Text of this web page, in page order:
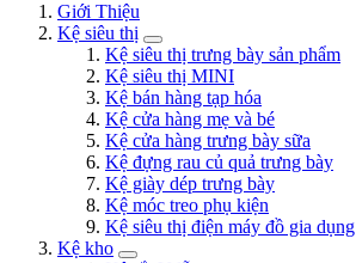
Giới Thiệu
Kệ siêu thị
Kệ siêu thị trưng bày sản phẩm
Kệ siêu thị MINI
Kệ bán hàng tạp hóa
Kệ cửa hàng mẹ và bé
Kệ cửa hàng trưng bày sữa
Kệ đựng rau củ quả trưng bày
Kệ giày dép trưng bày
Kệ móc treo phụ kiện
Kệ siêu thị điện máy đồ gia dụng
Kệ kho